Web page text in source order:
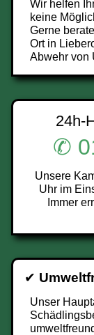
Wir helfen
keine
Gerne
Ort in
Abwehr von
24h-
✆
Unsere
Uhr im
Immer
✔
Unser